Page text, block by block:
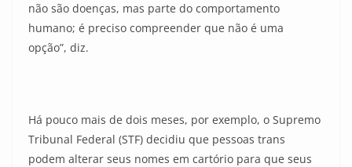
não são doenças, mas parte do comportamento
humano; é preciso compreender que não é uma
opção”, diz.
Há pouco mais de dois meses, por exemplo, o Supremo
Tribunal Federal (STF) decidiu que pessoas trans
podem alterar seus nomes em cartório para que seus